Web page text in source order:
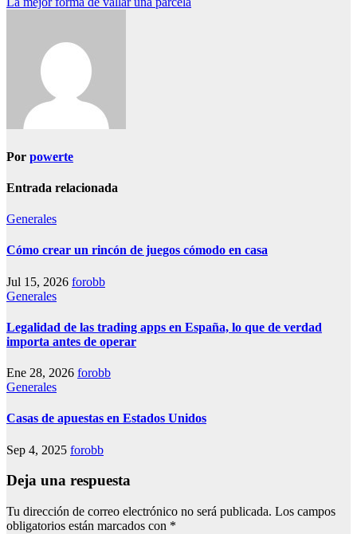
Por powerte
Entrada relacionada
Generales
Cómo crear un rincón de juegos cómodo en casa
Jul 15, 2026 forobb
Generales
Legalidad de las trading apps en España, lo que de verdad
importa antes de operar
Ene 28, 2026 forobb
Generales
Casas de apuestas en Estados Unidos
Sep 4, 2025 forobb
Deja una respuesta
Tu dirección de correo electrónico no será publicada. Los campos
obligatorios están marcados con *